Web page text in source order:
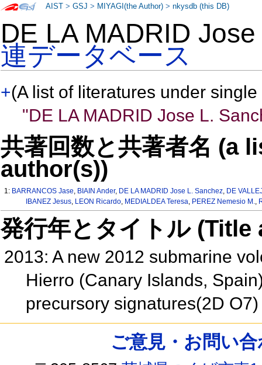
DE LA MADRID
連データベース
+(A list of literatures under
"DE LA MADRID Jose L.
共著回数と共著者名 (a
author(s))
1: BARRANCOS Jase, BIAIN Ander, DE LA MADRID Jose L. Sanchez, DE
IBANEZ Jesus, LEON Ricardo, MEDIALDEA Teresa, PEREZ Nemesio M.,
発行年とタイトル
2013: A new 2012 submarine
Hierro (Canary Islands,
precursory signatures(2D
AIST >GSJ > MIYAGI(the Author) >nkysdb (this DB)
ご意見・お問い